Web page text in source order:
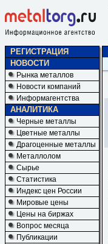
РЕГИСТРАЦИЯ
НОВОСТИ
Рынка металлов
Новости компаний
Информагентства
АНАЛИТИКА
Черные металлы
Цветные металлы
Драгоценные металлы
Металлолом
Сырье
Статистика
Индекс цен России
Мировые цены
Цены на биржах
Вопрос месяца
Публикации